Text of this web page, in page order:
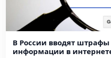
В России вводят
информации в